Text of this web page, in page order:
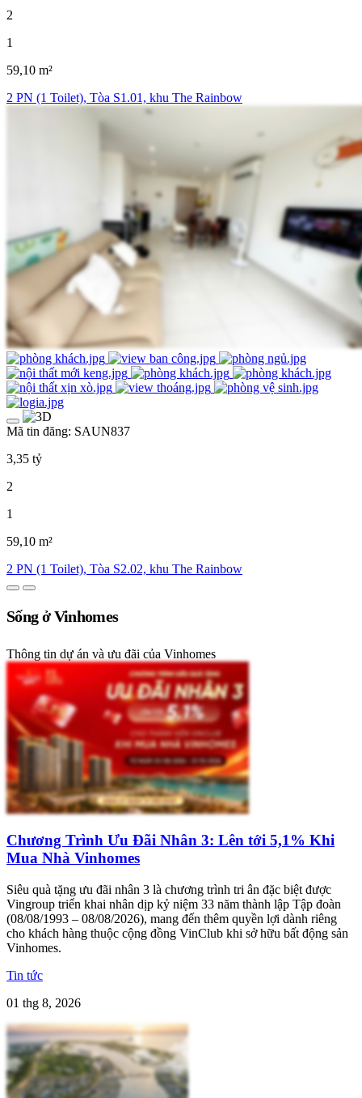
2
1
59,10 m²
2 PN (1 Toilet), Tòa S1.01, khu The Rainbow
Mã tin đăng: SAUN837
3,35 tỷ
2
1
59,10 m²
2 PN (1 Toilet), Tòa S2.02, khu The Rainbow
Sống ở Vinhomes
Thông tin dự án và ưu đãi của Vinhomes
Chương Trình Ưu Đãi Nhân 3: Lên tới 5,1% Khi
Mua Nhà Vinhomes
Siêu quà tặng ưu đãi nhân 3 là chương trình tri ân đặc biệt được
Vingroup triển khai nhân dịp kỷ niệm 33 năm thành lập Tập đoàn
(08/08/1993 – 08/08/2026), mang đến thêm quyền lợi dành riêng
cho khách hàng thuộc cộng đồng VinClub khi sở hữu bất động sản
Vinhomes.
Tin tức
01 thg 8, 2026